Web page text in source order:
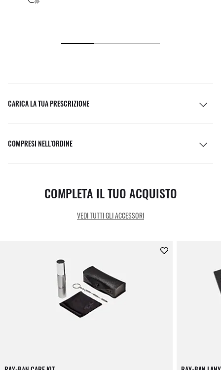
CARICA LA TUA PRESCRIZIONE
COMPRESI NELL’ORDINE
COMPLETA IL TUO ACQUISTO
VEDI TUTTI GLI ACCESSORI